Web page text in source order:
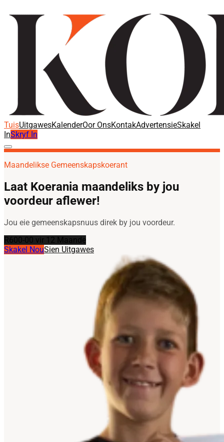
TuisUitgawesKalenderOor OnsKontakAdvertensieSkakel
InSkryf In
Maandelikse Gemeenskapskoerant
Laat Koerania maandeliks by jou
voordeur aflewer!
Jou eie gemeenskapsnuus direk by jou voordeur.
R600-00 vir 12 Maande
Skakel NouSien Uitgawes